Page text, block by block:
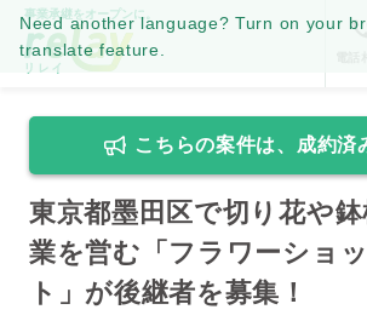
Need another language? Turn on your
translate feature.
事業承継をオープンに。
こちらの案件は、成約済
東京都墨田区で切り花や
業を営む「フラワーショ
ト」が後継者を募集！